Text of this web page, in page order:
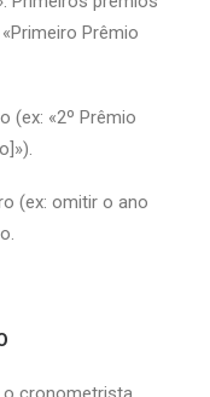
Prêmio
(ex: «2º Prêmio
(ex: omitir o ano